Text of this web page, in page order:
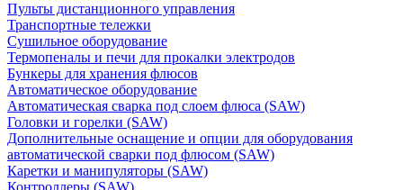
Пульты дистанционного управления
Транспортные тележки
Сушильное оборудование
Термопеналы и печи для прокалки электродов
Бункеры для хранения флюсов
Автоматическое оборудование
Автоматическая сварка под слоем флюса (SAW)
Головки и горелки (SAW)
Дополнительные оснащение и опции для оборудования
автоматической сварки под флюсом (SAW)
Каретки и манипуляторы (SAW)
Контроллеры (SAW)